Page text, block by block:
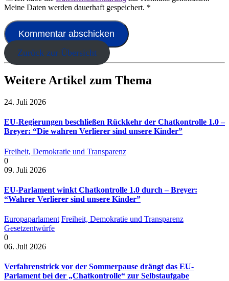
Meine Daten werden dauerhaft gespeichert. *
Zurück zur Übersicht
Weitere Artikel zum Thema
24. Juli 2026
EU-Regierungen beschließen Rückkehr der Chatkontrolle 1.0 –
Breyer: “Die wahren Verlierer sind unsere Kinder”
Freiheit, Demokratie und Transparenz
0
09. Juli 2026
EU-Parlament winkt Chatkontrolle 1.0 durch – Breyer:
“Wahrer Verlierer sind unsere Kinder”
Europaparlament Freiheit, Demokratie und Transparenz
Gesetzentwürfe
0
06. Juli 2026
Verfahrenstrick vor der Sommerpause drängt das EU-
Parlament bei der „Chatkontrolle“ zur Selbstaufgabe